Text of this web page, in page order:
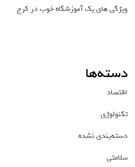
ویژگی های یک آموزشگاه خوب در کرج
دسته‌ها
اقتصاد
تکنولوژی
دسته‌بندی نشده
سلامتی